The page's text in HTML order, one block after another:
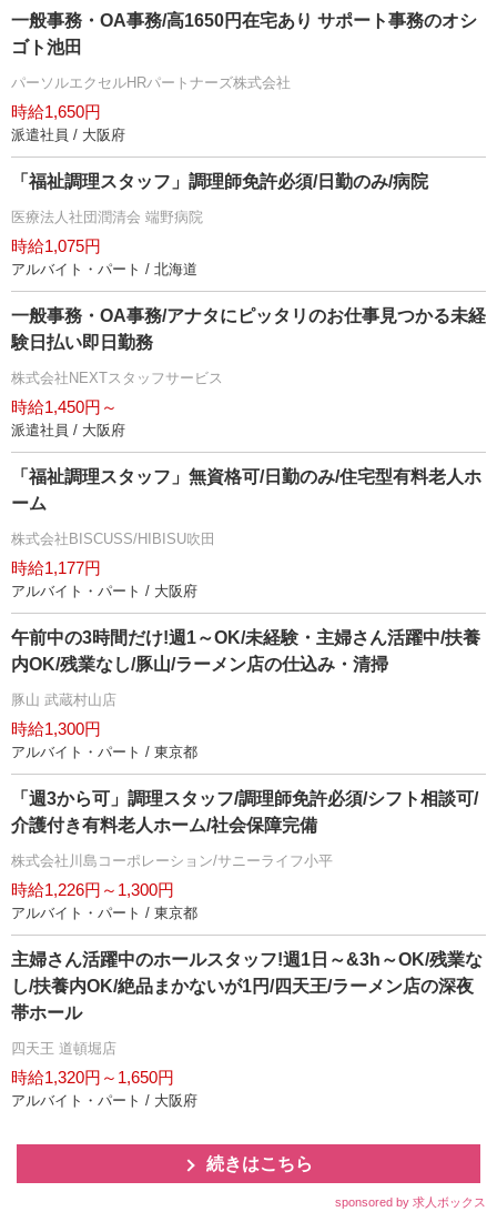
一般事務・OA事務/高1650円在宅あり サポート事務のオシ
ゴト池田
パーソルエクセルHRパートナーズ株式会社
時給1,650円
派遣社員 / 大阪府
「福祉調理スタッフ」調理師免許必須/日勤のみ/病院
医療法人社団潤清会 端野病院
時給1,075円
アルバイト・パート / 北海道
一般事務・OA事務/アナタにピッタリのお仕事見つかる未経
験日払い即日勤務
株式会社NEXTスタッフサービス
時給1,450円～
派遣社員 / 大阪府
「福祉調理スタッフ」無資格可/日勤のみ/住宅型有料老人ホ
ーム
株式会社BISCUSS/HIBISU吹田
時給1,177円
アルバイト・パート / 大阪府
午前中の3時間だけ!週1～OK/未経験・主婦さん活躍中/扶養
内OK/残業なし/豚山/ラーメン店の仕込み・清掃
豚山 武蔵村山店
時給1,300円
アルバイト・パート / 東京都
「週3から可」調理スタッフ/調理師免許必須/シフト相談可/
介護付き有料老人ホーム/社会保障完備
株式会社川島コーポレーション/サニーライフ小平
時給1,226円～1,300円
アルバイト・パート / 東京都
主婦さん活躍中のホールスタッフ!週1日～&3h～OK/残業な
し/扶養内OK/絶品まかないが1円/四天王/ラーメン店の深夜
帯ホール
四天王 道頓堀店
時給1,320円～1,650円
アルバイト・パート / 大阪府
続きはこちら
sponsored by 求人ボックス